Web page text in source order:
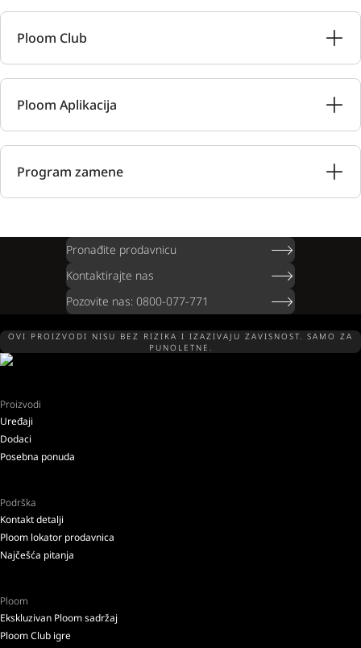
Ploom Club
Ploom Aplikacija
Program zamene
Pronađite prodavnicu
Kontaktirajte nas
Pozovite nas: 0800-077-771
OVI PROIZVODI NISU BEZ RIZIKA I IZAZIVAJU ZAVISNOST. SAMO ZA
PUNOLETNE.
Proizvodi
Uređaji
Dodaci
Posebna ponuda
Podrška
Kontakt detalji
Ploom lokator prodavnica
Najčešća pitanja
Ploom
Ekskluzivan Ploom sadržaj
Ploom Club igre